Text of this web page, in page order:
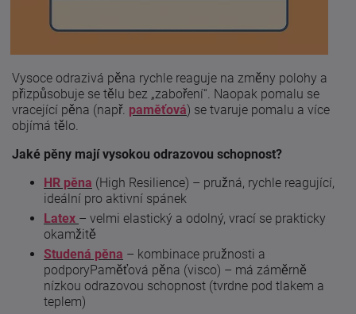
Vysoce odrazivá pěna rychle reaguje na změny polohy a
přizpůsobuje se tělu bez „zaboření“. Naopak pomalu se
vracející pěna (např. paměťová) se tvaruje pomalu a více
objímá tělo.
Jaké pěny mají vysokou odrazovou schopnost?
HR pěna (High Resilience) – pružná, rychle reagující,
ideální pro aktivní spánek
Latex – velmi elastický a odolný, vrací se prakticky
okamžitě
Studená pěna – kombinace pružnosti a
podporyPaměťová pěna (visco) – má záměrně
nízkou odrazovou schopnost (tvrdne pod tlakem a
teplem)